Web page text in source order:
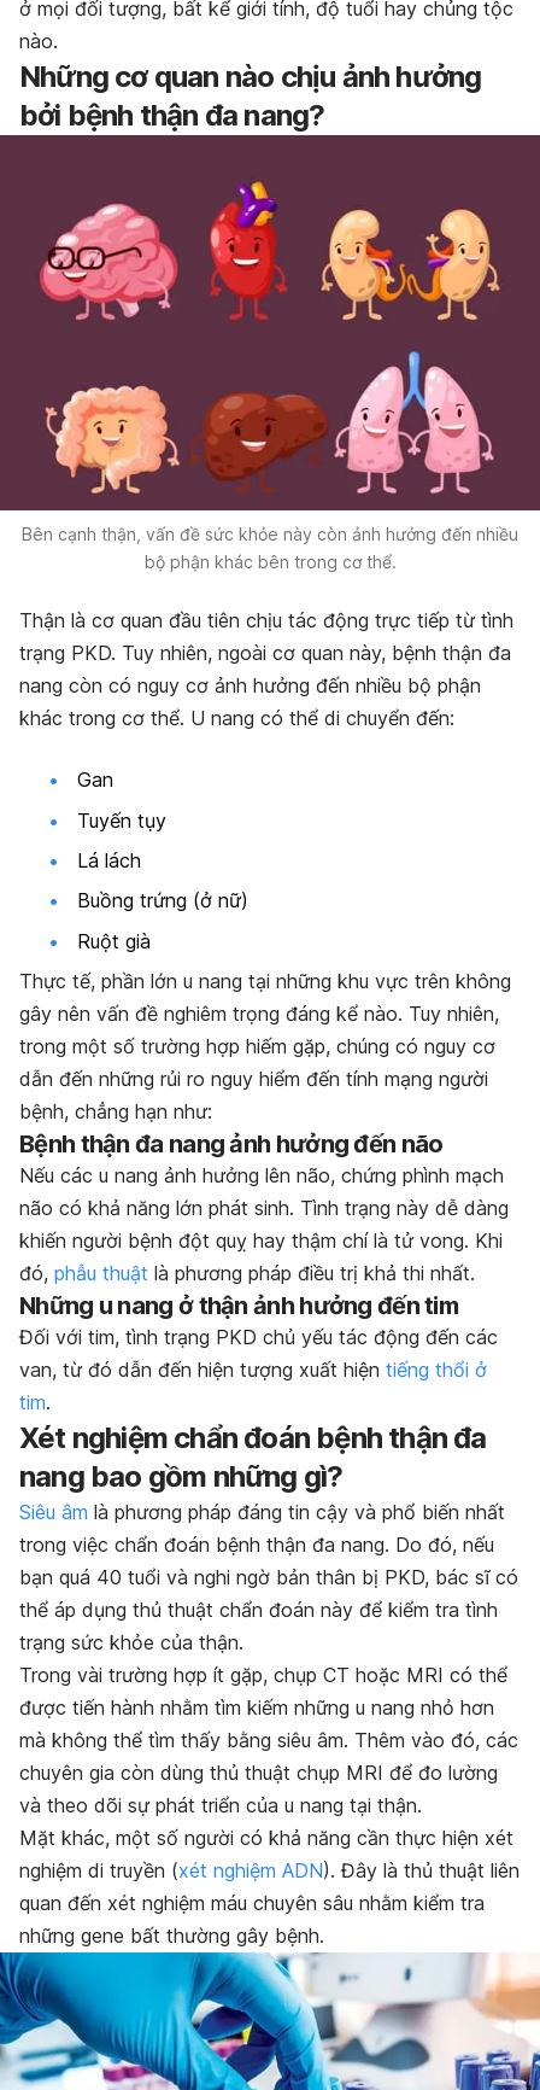
ở mọi đối tượng, bất kể giới tính, độ tuổi hay chủng tộc
nào.
Những cơ quan nào chịu ảnh hưởng
bởi bệnh thận đa nang?
Bên cạnh thận, vấn đề sức khỏe này còn ảnh hưởng đến nhiều
bộ phận khác bên trong cơ thể.
Thận là cơ quan đầu tiên chịu tác động trực tiếp từ tình
trạng PKD. Tuy nhiên, ngoài cơ quan này, bệnh thận đa
nang còn có nguy cơ ảnh hưởng đến nhiều bộ phận
khác trong cơ thể. U nang có thể di chuyển đến:
Gan
Tuyến tụy
Lá lách
Buồng trứng (ở nữ)
Ruột già
Thực tế, phần lớn u nang tại những khu vực trên không
gây nên vấn đề nghiêm trọng đáng kể nào. Tuy nhiên,
trong một số trường hợp hiếm gặp, chúng có nguy cơ
dẫn đến những rủi ro nguy hiểm đến tính mạng người
bệnh, chẳng hạn như:
Bệnh thận đa nang ảnh hưởng đến não
Nếu các u nang ảnh hưởng lên não, chứng phình mạch
não có khả năng lớn phát sinh. Tình trạng này dễ dàng
khiến người bệnh đột quỵ hay thậm chí là tử vong. Khi
đó, phẫu thuật là phương pháp điều trị khả thi nhất.
Những u nang ở thận ảnh hưởng đến tim
Đối với tim, tình trạng PKD chủ yếu tác động đến các
van, từ đó dẫn đến hiện tượng xuất hiện tiếng thổi ở
tim.
Xét nghiệm chẩn đoán bệnh thận đa
nang bao gồm những gì?
Siêu âm là phương pháp đáng tin cậy và phổ biến nhất
trong việc chẩn đoán bệnh thận đa nang. Do đó, nếu
bạn quá 40 tuổi và nghi ngờ bản thân bị PKD, bác sĩ có
thể áp dụng thủ thuật chẩn đoán này để kiểm tra tình
trạng sức khỏe của thận.
Trong vài trường hợp ít gặp, chụp CT hoặc MRI có thể
được tiến hành nhằm tìm kiếm những u nang nhỏ hơn
mà không thể tìm thấy bằng siêu âm. Thêm vào đó, các
chuyên gia còn dùng thủ thuật chụp MRI để đo lường
và theo dõi sự phát triển của u nang tại thận.
Mặt khác, một số người có khả năng cần thực hiện xét
nghiệm di truyền (xét nghiệm ADN). Đây là thủ thuật liên
quan đến xét nghiệm máu chuyên sâu nhằm kiểm tra
những gene bất thường gây bệnh.